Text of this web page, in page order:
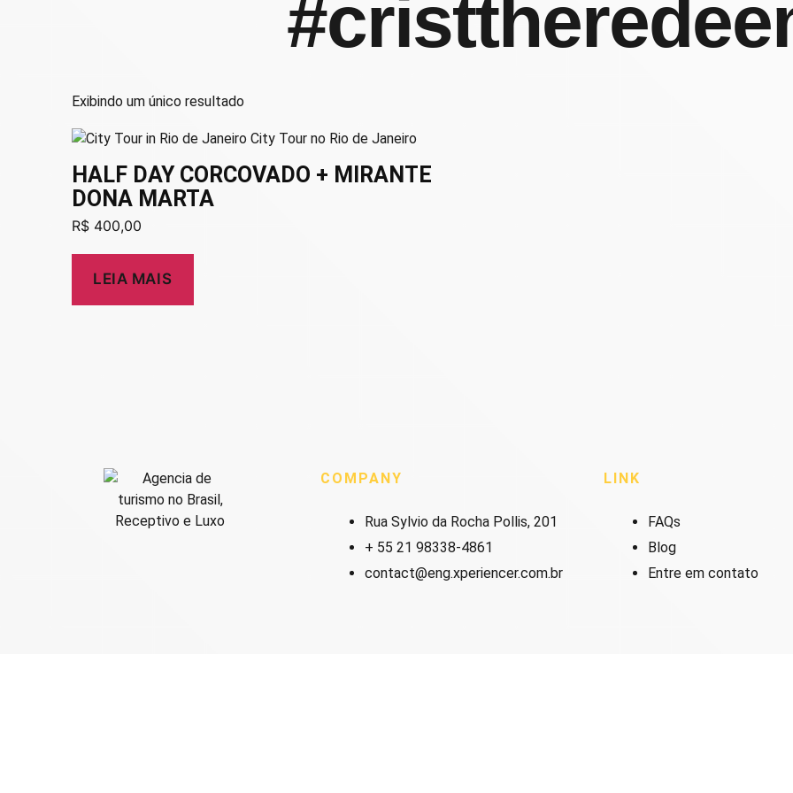
Exibindo um único resultado
HALF DAY CORCOVADO + MIRANTE
DONA MARTA
R$400,00
LEIA MAIS
COMPANY
Rua Sylvio da Rocha Pollis, 201
+ 55 21 98338-4861
contact@eng.xperiencer.com.br
LINK
FAQs
Blog
Entre em contato